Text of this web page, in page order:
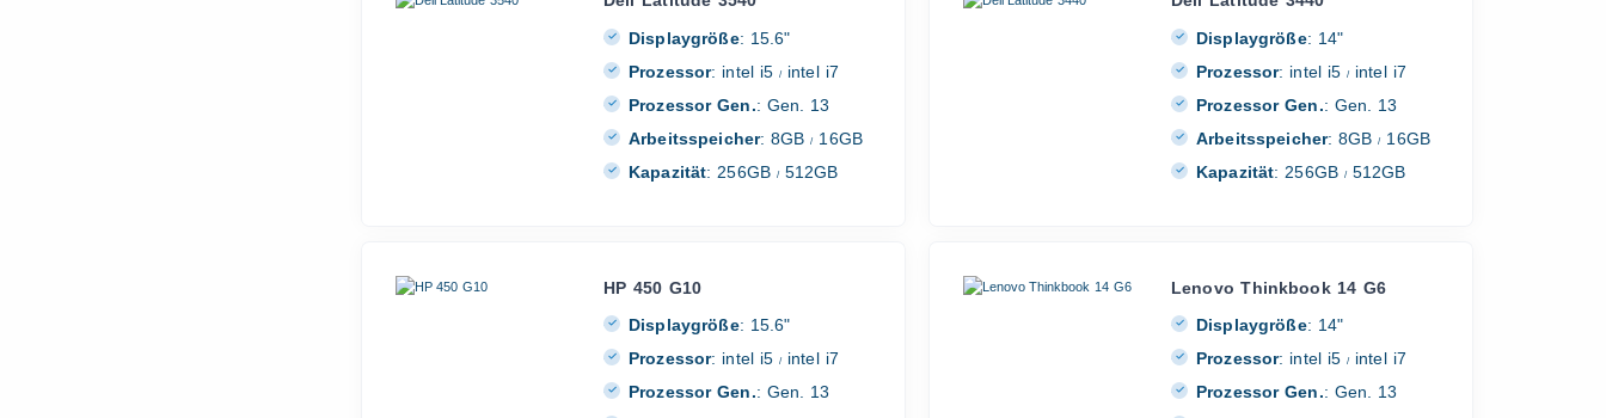
Displaygröße: 15.6"
Prozessor: intel i5 / intel i7
Prozessor Gen.: Gen. 13
Arbeitsspeicher: 8GB/ 16GB
Kapazität: 256GB / 512GB
Displaygröße: 14"
Prozessor: intel i5 / intel i7
Prozessor Gen.: Gen. 13
Arbeitsspeicher: 8GB/ 16GB
Kapazität: 256GB / 512GB
HP 450 G10
Displaygröße: 15.6"
Prozessor: intel i5 / intel i7
Prozessor Gen.: Gen. 13
Lenovo Thinkbook 14 G6
Displaygröße: 14"
Prozessor: intel i5 / intel i7
Prozessor Gen.: Gen. 13